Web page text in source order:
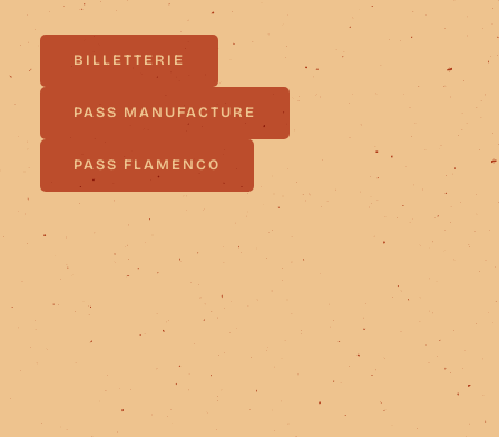
BILLETTERIE
BILLETTERIE
PASS MANUFACTURE
PASS FLAMENCO
PASS FLAMENCO